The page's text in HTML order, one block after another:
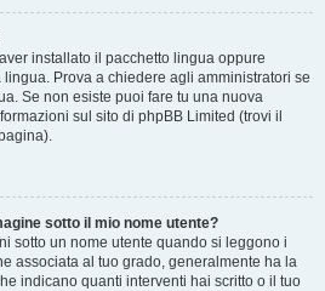
installato il pacchetto lingua oppure
Prova a chiedere agli amministratori se
Se non esiste puoi fare tu una nuova
sul sito di phpBB Limited (trovi il
sotto il mio nome utente?
sotto un nome utente quando si leggono i
associata al tuo grado, generalmente ha la
indicano quanti interventi hai scritto o il tuo